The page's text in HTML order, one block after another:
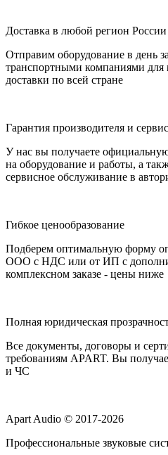
Доставка в любой регион России
Отправим оборудование в день
транспортными компаниями для
доставки по всей стране
Гарантия производителя и
У нас вы получаете
на оборудование и работы, а
сервисное обслуживание в
Гибкое ценообразование
Подберем оптимальную форму
ООО с НДС или от ИП с
комплексном заказе - цены ниже
Полная юридическая
Все документы, договоры и
требованиям APART. Вы
и ЧС
Apart Audio © 2017-2026
Профессиональные звуковые